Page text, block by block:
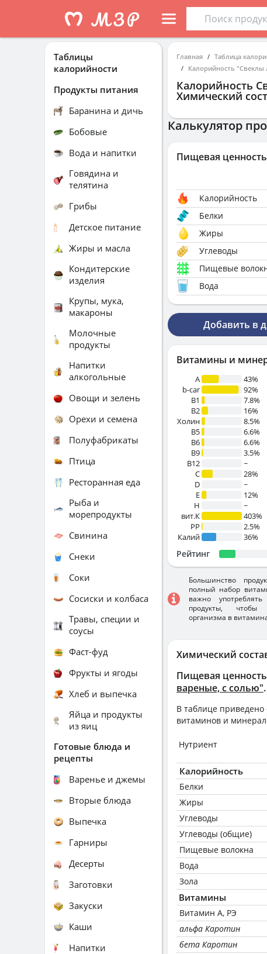
Главная Таблица
Калорийность "Свеклы
Калорийность
Химический
Химический
Пищевая
вареные, с солью".
В таблице
витаминов и
Нутриент
Калорийность
Белки
Жиры
Углеводы
Углеводы (общие)
Пищевые волокна
Вода
Зола
Витамины
Витамин А, РЭ
альфа Каротин
бета Каротин
Калькулятор
Пищевая
Калорийность
Белки
Жиры
Углеводы
Пищевые
Вода
Добавить в
Витамины и
A
43%
b-car
92%
В1
7.8%
B2
16%
Холин
8.5%
B5
6.6%
B6
6.6%
B9
3.5%
B12
~
C
28%
D
~
E
12%
H
~
вит.К
403%
PP
2.5%
Калий
36%
Рейтинг
Большинство
полный набор
важно
продукты, чтобы
организма в
Таблицы
калорийности
Продукты питания
Баранина и дичь
Бобовые
Вода и напитки
Говядина и
телятина
Грибы
Детское питание
Жиры и масла
Кондитерские
изделия
Крупы, мука,
макароны
Молочные
продукты
Напитки
алкогольные
Овощи и зелень
Орехи и семена
Полуфабрикаты
Птица
Ресторанная еда
Рыба и
морепродукты
Свинина
Снеки
Соки
Сосиски и колбаса
Травы, специи и
соусы
Фаст-фуд
Фрукты и ягоды
Хлеб и выпечка
Яйца и продукты
из яиц
Готовые блюда и
рецепты
Варенье и джемы
Вторые блюда
Выпечка
Гарниры
Десерты
Заготовки
Закуски
Каши
Напитки